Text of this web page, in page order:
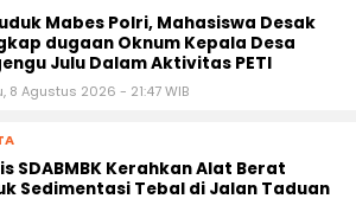
Mabes Polri, Mahasiswa Desak
dugaan Oknum Kepala Desa
Julu Dalam Aktivitas PETI
8 Agustus 2026 - 21:47 WIB
SDABMBK Kerahkan Alat Berat
Sedimentasi Tebal di Jalan Taduan